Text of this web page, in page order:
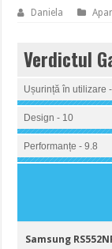
Daniela
Verdictul
Ușurință în utilizare
Design - 10
Performanțe - 9.8
Samsung